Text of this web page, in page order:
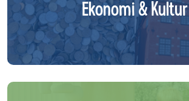
Ekonomi & Kultur